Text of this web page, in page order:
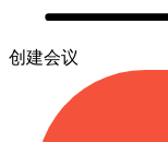
创建会议